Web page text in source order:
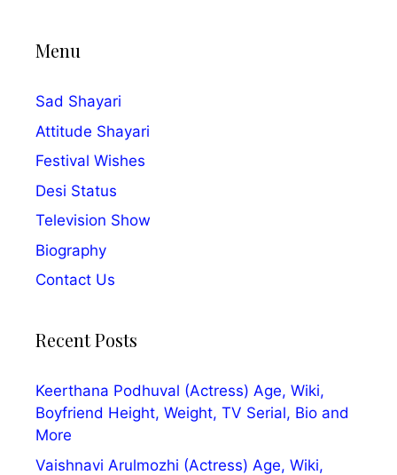
Menu
Sad Shayari
Attitude Shayari
Festival Wishes
Desi Status
Television Show
Biography
Contact Us
Recent Posts
Keerthana Podhuval (Actress) Age, Wiki,
Boyfriend Height, Weight, TV Serial, Bio and
More
Vaishnavi Arulmozhi (Actress) Age, Wiki,